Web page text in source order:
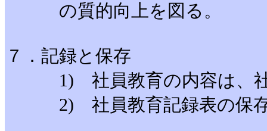
の質的向上を図る。
７．記録と保存
1) 社員教育の内容は、社
2) 社員教育記録表の保存